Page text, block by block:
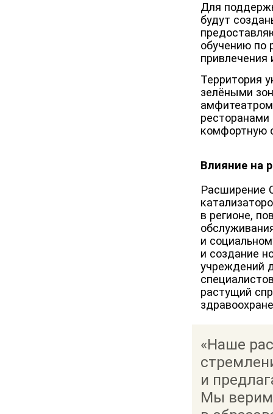
Для
будут
обучению по
привлечения
Территория
зелёными
комфортную
Влияние на
Расширение
в регионе,
и
и создание
учреждений
растущий
«Наше
и
Мы